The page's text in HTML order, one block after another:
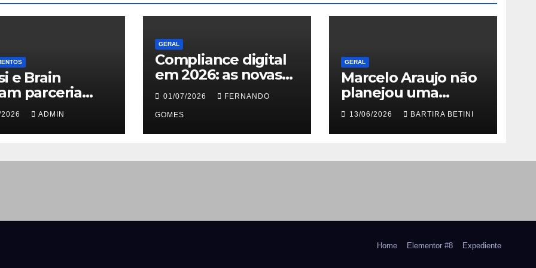
e Brain
parceria
ampliar
de
em
ADMIN
GERAL
Compliance digital
em 2026: as novas
regras do TSE
contra deepfakes e
o desafio jurídico de
proteger
01/07/2026 FERNANDO
GOMES
GERAL
Marcelo Araujo não
planejou uma
grande carreira. Ele
simplesmente
nunca aceitou que o
suficiente
13/06/2026 BARTIRA BETINI
Home Elementor #8 Expediente